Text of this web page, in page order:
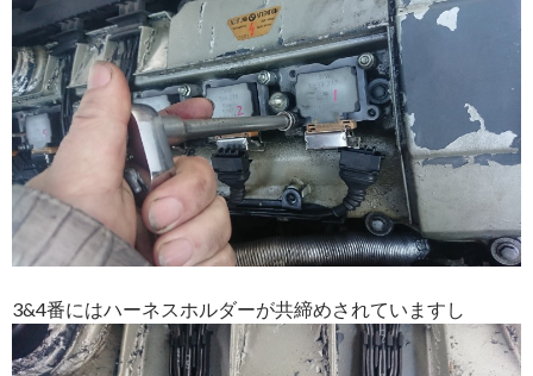
3&4番にはハーネスホルダーが共締めされていますし